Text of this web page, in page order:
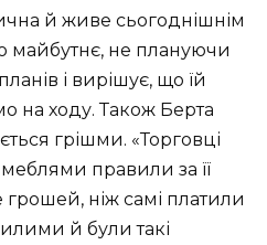
й живе сьогоднішнім
не плануючи
і вирішує, що їй
на ходу. Також Берта
грішми. «Торговці
правили за її
ніж самі платили
й були такі